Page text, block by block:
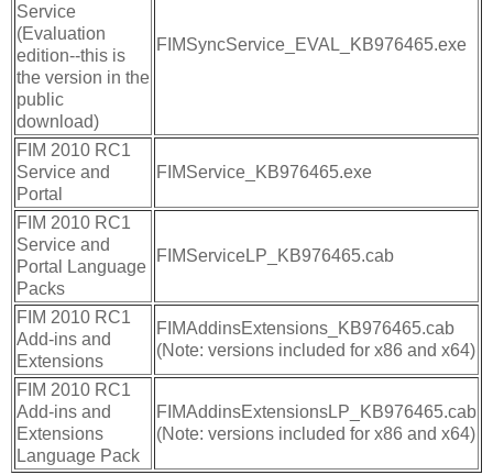
Service
(Evaluation
edition--this is
the version in the
public
download)
FIMSyncService_EVAL_KB976465.exe
FIM 2010 RC1
Service and
Portal
FIMService_KB976465.exe
FIM 2010 RC1
Service and
Portal Language
Packs
FIMServiceLP_KB976465.cab
FIM 2010 RC1
Add-ins and
Extensions
FIMAddinsExtensions_KB976465.cab
(Note: versions included for x86 and x64)
FIM 2010 RC1
Add-ins and
Extensions
Language Pack
FIMAddinsExtensionsLP_KB976465.cab
(Note: versions included for x86 and x64)